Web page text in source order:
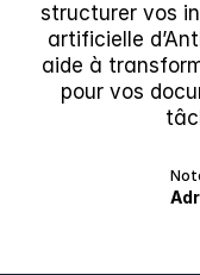
structurer vos
artificielle
aide à
pour vos